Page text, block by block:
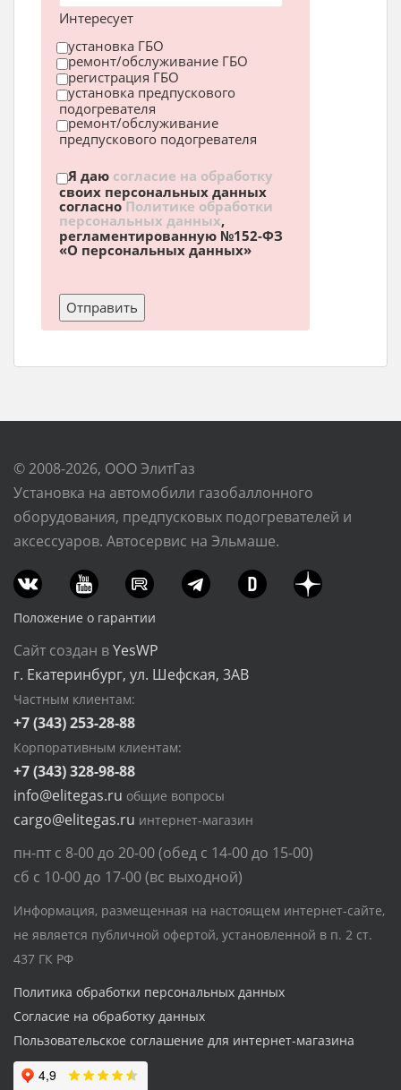
Интересует
установка ГБО
ремонт/обслуживание ГБО
регистрация ГБО
установка предпускового
подогревателя
ремонт/обслуживание
предпускового подогревателя
Я даю согласие на обработку
своих персональных данных
согласноПолитике обработки
персональных данных,
регламентированную №152-ФЗ
«О персональных данных»
© 2008-2026, ООО ЭлитГаз
Установка на автомобили газобаллонного
оборудования, предпусковых подогревателей и
аксессуаров. Автосервис на Эльмаше.
Положение о гарантии
Сайт создан вYesWP
г. Екатеринбург, ул. Шефская, 3АВ
Частным клиентам:
+7 (343) 253-28-88
Корпоративным клиентам:
+7 (343) 328-98-88
info@elitegas.ru общие вопросы
cargo@elitegas.ru интернет-магазин
пн-пт с 8-00 до 20-00 (обед с 14-00 до 15-00)
сб с 10-00 до 17-00 (вс выходной)
Информация, размещенная на настоящем интернет-сайте,
не является публичной офертой, установленной в п. 2 ст.
437 ГК РФ
Политика обработки персональных данных
Согласие на обработку данных
Пользовательское соглашение для интернет-магазина